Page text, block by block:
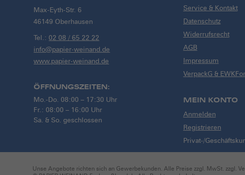
Max-Eyth-Str. 6
46149 Oberhausen
Tel.:02 08 / 65 22 22
info@papier-weinand.de
www.papier-weinand.de
ÖFFNUNGSZEITEN:
Mo.-Do. 08:00 – 17:30 Uhr
Fr.: 08:00 – 16:00 Uhr
Sa. & So. geschlossen
Service & Kontakt
Datenschutz
Widerrufsrecht
AGB
Impressum
VerpackG &
MEIN KONTO
Anmelden
Registrieren
Privat-/
Unse Angebote richten sich an Gewerbekunden. Alle Preise zzgl. MwSt. zzgl.